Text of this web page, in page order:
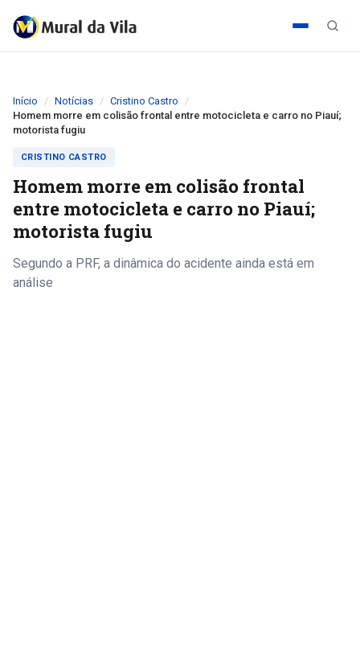
Início Notícias
Cristino Castro
Homem morre em colisão frontal entre motocicleta e carro no Piauí;
motorista fugiu
CRISTINO CASTRO
Homem morre em colisão frontal
entre motocicleta e carro no Piauí;
motorista fugiu
Segundo a PRF, a dinâmica do acidente ainda está em
análise